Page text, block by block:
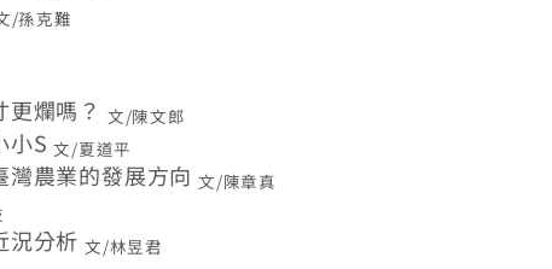
/孫克難
爛嗎？ 文/陳文郎
小S文/夏道平
農業的發展方向 文/陳章真
況分析 文/林昱君